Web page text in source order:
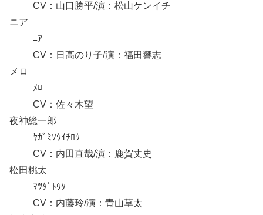
CV：山口勝平/演：松山ケンイチ
ニア
ﾆｱ
CV：日高のり子/演：福田響志
メロ
ﾒﾛ
CV：佐々木望
夜神総一郎
ﾔｶﾞﾐｿｳｲﾁﾛｳ
CV：内田直哉/演：鹿賀丈史
松田桃太
ﾏﾂﾀﾞﾄｳﾀ
CV：内藤玲/演：青山草太